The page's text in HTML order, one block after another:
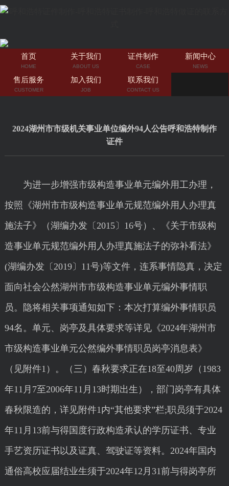
首页
HOME
关于我们
ABOUT US
证件制作
CASE
新闻中心
NEWS
售后服务
CUSTOMER
加入我们
JOB
联系我们
CONTACT US
2024湖州市市级机关事业单位编外94人公告呼和浩特制作
证件
为进一步增强市级构造事业单元编外用工办理，
按照《湖州市市级构造事业单元规范编外用人办理真
施法子》（湖编办发〔2015〕16号）、《关于市级构
造事业单元规范编外用人办理真施法子的弥补看法》
(湖编办发〔2019〕11号)等文件，连系事情隐真，决定
面向社会公然湖州市市级构造事业单元编外事情职
员。隐将相关事项通知如下：本次打算编外事情职员
94名。单元、岗亭及具体要求等详见《2024年湖州市
市级构造事业单元公然编外事情职员岗亭消息表》
（见附件1）。（三）春秋要求正在18至40周岁（1983
年11月7至2006年11月13时期出生），部门岗亭有具体
春秋限造的，详见附件1内“其他要求”栏;职员须于2024
年11月13前与得国度行政构造承认的学历证书、专业
手艺资历证书以及证真、驾驶证等资料。2024年国内
通俗高校应届结业生须于2024年12月31前与得岗亭所